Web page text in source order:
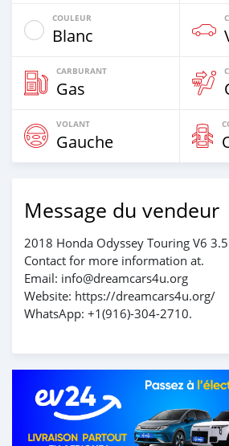
COULEUR
Blanc
CARBURANT
Gas
VOLANT
Gauche
Message du vendeur
2018 Honda Odyssey Touring V6
Contact for more information at.
Email: info@dreamcars4u.org
Website: https://dreamcars4u.org/
WhatsApp: ‪+1(916)-304-2710‬.